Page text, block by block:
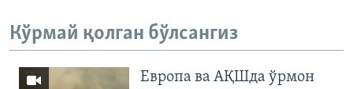
Кўрмай қолган бўлсангиз
Европа ва АҚШда ўрмон